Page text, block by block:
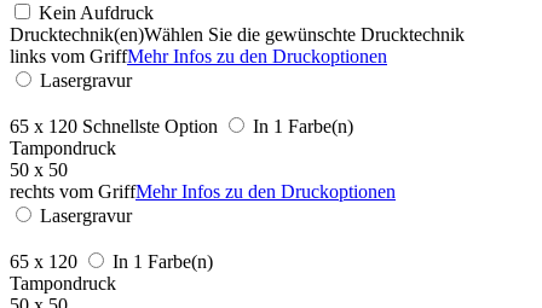
Kein Aufdruck
Drucktechnik(en)Wählen Sie die gewünschte Drucktechnik
links vom GriffMehr Infos zu den Druckoptionen
Lasergravur
65 x 120 Schnellste Option
In 1 Farbe(n)
Tampondruck
50 x 50
rechts vom GriffMehr Infos zu den Druckoptionen
Lasergravur
65 x 120
In 1 Farbe(n)
Tampondruck